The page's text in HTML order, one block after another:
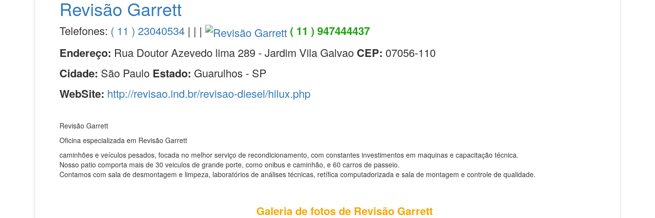
Revisão Garrett
Telefones: ( 11 ) 23040534 | | |
( 11 ) 947444437
Endereço: Rua Doutor Azevedo lima 289 - Jardim Vila Galvao CEP: 07056-110
Cidade: São Paulo Estado: Guarulhos - SP
WebSite: http://revisao.ind.br/revisao-diesel/hilux.php
Revisão Garrett
Oficina especializada em Revisão Garrett
caminhões e veículos pesados, focada no melhor serviço de recondicionamento, com constantes investimentos em maquinas e capacitação técnica.
Nosso patio comporta mais de 30 veiculos de grande porte, como onibus e caminhão, e 60 carros de passeio.
Contamos com sala de desmontagem e limpeza, laboratórios de análises técnicas, retífica computadorizada e sala de montagem e controle de qualidade.
Galeria de fotos de Revisão Garrett